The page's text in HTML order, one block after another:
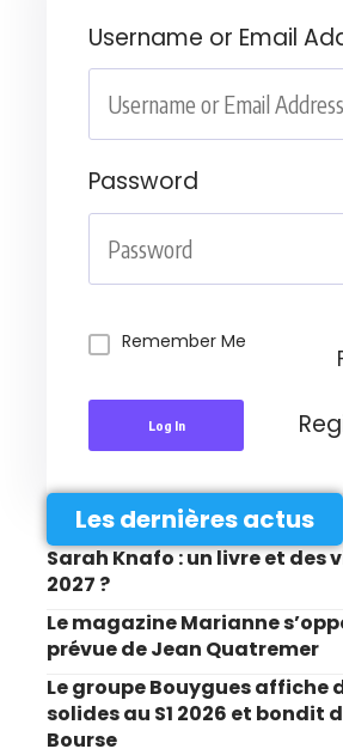
Username or Email
Password
Remember Me
Log In
Les dernières actus
Sarah Knafo : un livre et des
2027 ?
Le magazine Marianne
prévue de Jean Quatremer
Le groupe Bouygues affiche
solides au S1 2026 et bondit
Bourse